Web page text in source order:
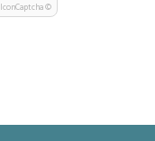
IconCaptcha ©